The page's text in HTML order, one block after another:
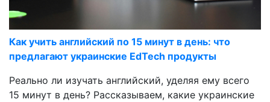
Как учить английский по 15 минут в день: что
предлагают украинские EdTech продукты
Реально ли изучать английский, уделяя ему всего
15 минут в день? Рассказываем, какие украинские